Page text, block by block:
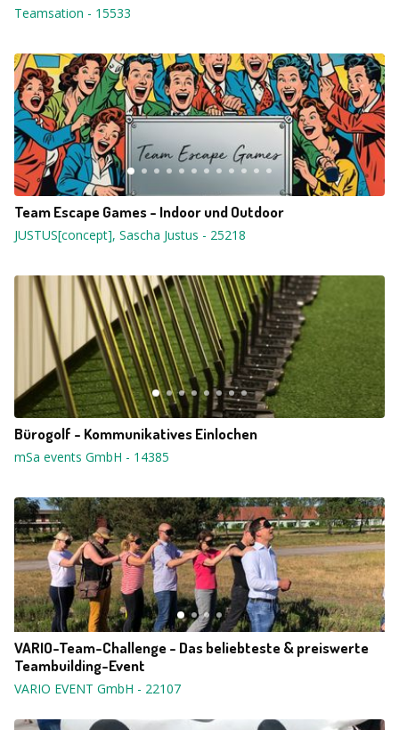
Teamsation - 15533
Team Escape Games - Indoor und Outdoor
JUSTUS[concept], Sascha Justus - 25218
Bürogolf - Kommunikatives Einlochen
mSa events GmbH - 14385
VARIO-Team-Challenge - Das beliebteste & preiswerte
Teambuilding-Event
VARIO EVENT GmbH - 22107